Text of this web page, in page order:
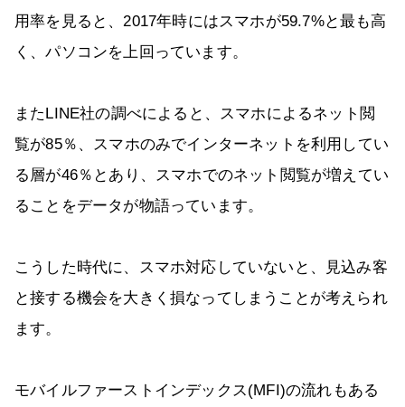
用率を見ると、2017年時にはスマホが59.7%と最も高
く、パソコンを上回っています。
またLINE社の調べによると、スマホによるネット閲
覧が85％、スマホのみでインターネットを利用してい
る層が46％とあり、スマホでのネット閲覧が増えてい
ることをデータが物語っています。
こうした時代に、スマホ対応していないと、見込み客
と接する機会を大きく損なってしまうことが考えられ
ます。
モバイルファーストインデックス(MFI)の流れもある